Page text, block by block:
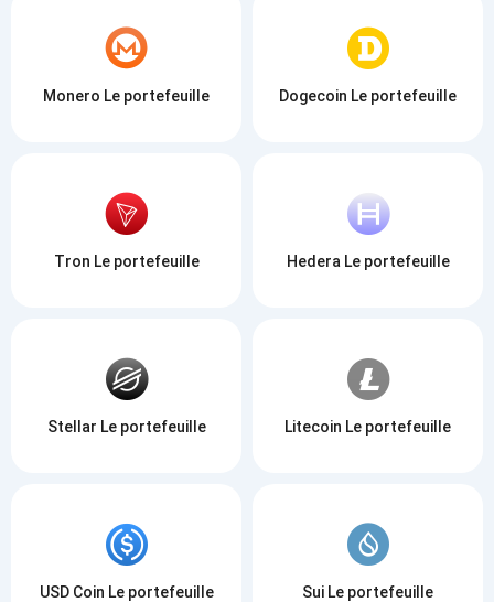
Monero Le portefeuille Dogecoin Le portefeuille
Tron Le portefeuille Hedera Le portefeuille
Stellar Le portefeuille Litecoin Le portefeuille
USD Coin Le portefeuille Sui Le portefeuille